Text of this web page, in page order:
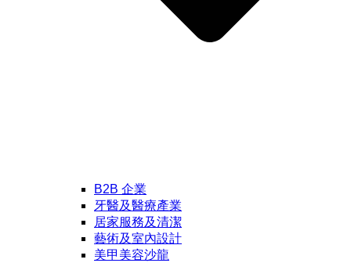
B2B 企業
牙醫及醫療產業
居家服務及清潔
藝術及室內設計
美甲美容沙龍